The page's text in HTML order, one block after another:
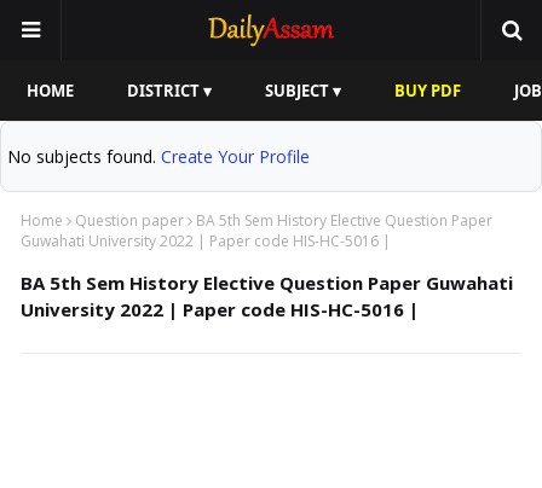
HOME DISTRICT ▾ SUBJECT ▾ BUY PDF
No subjects found. Create Your Profile
Home Question paper
BA 5th Sem History Elective Question Paper
Guwahati University 2022 | Paper code HIS-HC-5016 |
BA 5th Sem History Elective Question Paper Guwahati
University 2022 | Paper code HIS-HC-5016 |